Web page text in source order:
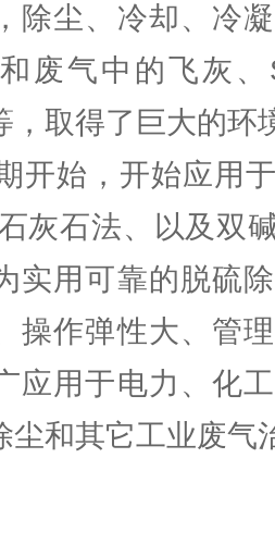
除尘、冷却、冷
废气中的飞灰
，取得了巨大的环
开始， 开始应用
灰石法、以及双
实用可靠的脱硫
操作弹性大、管
应用于电力、化
尘和其它工业废气